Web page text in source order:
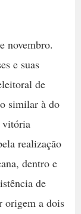
novembro.
e suas
de
similar à do
vitória
realização
dentro e
de
origem a dois